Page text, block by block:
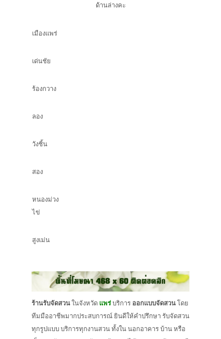
ด้านล่างคะ
เมืองแพร่
​เด่นชัย
ร้องกวาง
​ลอง
วังชิ้น
​สอง
หนองม่วง
ไข่
​สูงเม่น
ร้านรับจัดสวนในจังหวัด แพร่บริการ ออกแบบจัดสวนโดย
ทีมมืออาชีพมากประสบการณ์ ยินดีให้คำปรึกษา รับจัดสวน
ทุกรูปแบบ บริการทุกงานสวน ทั้งใน นอกอาคาร บ้าน หรือ